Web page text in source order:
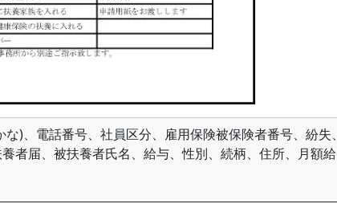
)、電話番号、社員区分、雇用保険被保険者番号、紛失、
者届、被扶養者氏名、給与、性別、続柄、住所、月額給